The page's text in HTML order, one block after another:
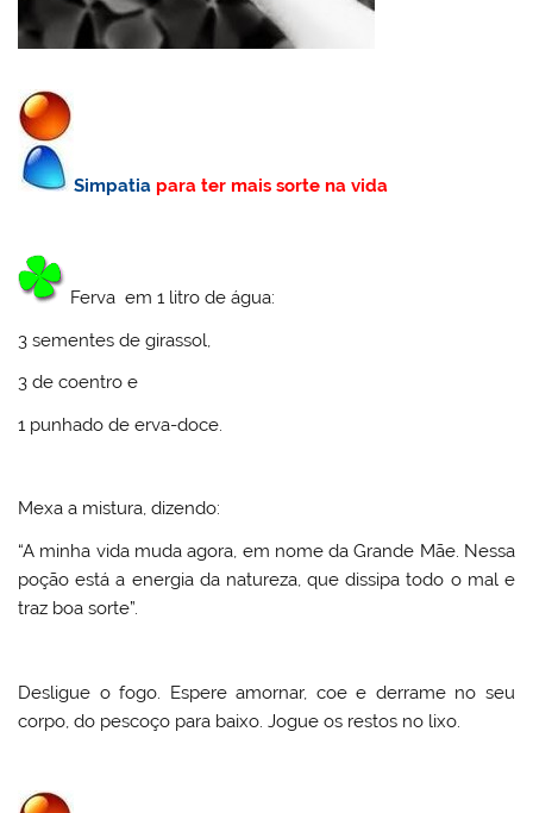
Simpatia para ter mais sorte na vida
Ferva em 1 litro de água:
3 sementes de girassol,
3 de coentro e
1 punhado de erva-doce.
Mexa a mistura, dizendo:
“A minha vida muda agora, em nome da Grande Mãe. Nessa
poção está a energia da natureza, que dissipa todo o mal e
traz boa sorte”.
Desligue o fogo. Espere amornar, coe e derrame no seu
corpo, do pescoço para baixo. Jogue os restos no lixo.